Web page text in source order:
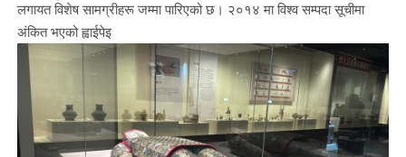
लगायत विशेष सामग्रीहरू जम्मा पारिएको छ। २०१४ मा विश्व सम्पदा सूचीमा
अंकित भएको ह्वाईपेइ